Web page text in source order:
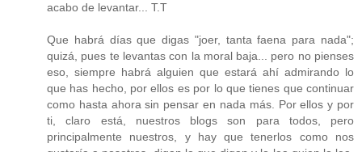
acabo de levantar... T.T
Que habrá días que digas "joer, tanta faena para nada";
quizá, pues te levantas con la moral baja... pero no pienses
eso, siempre habrá alguien que estará ahí admirando lo
que has hecho, por ellos es por lo que tienes que continuar
como hasta ahora sin pensar en nada más. Por ellos y por
ti, claro está, nuestros blogs son para todos, pero
principalmente nuestros, y hay que tenerlos como nos